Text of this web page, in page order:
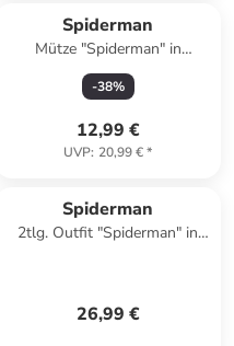
Spiderman
Mütze "Spiderman" in
Hellgrau
-38%
12,99 €
UVP: 20,99 €*
Spiderman
2tlg. Outfit "Spiderman" in
26,99 €